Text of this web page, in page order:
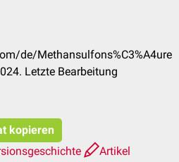
de/Methansulfons%C3%A4ure
Letzte Bearbeitung
kopieren
Artikel